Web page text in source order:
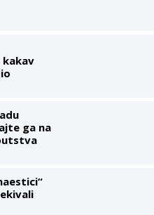
ga na